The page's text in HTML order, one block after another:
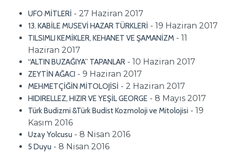
UFO MİTLERİ - 27 Haziran 2017
13. KABİLE MUSEVİ HAZAR TÜRKLERİ - 19 Haziran 2017
TILSIMLI KEMİKLER, KEHANET VE ŞAMANİZM - 11
Haziran 2017
“ALTIN BUZAĞIYA” TAPANLAR - 10 Haziran 2017
ZEYTİN AĞACI - 9 Haziran 2017
MEHMETÇİĞİN MİTOLOJİSİ - 2 Haziran 2017
HIDIRELLEZ, HIZIR VE YEŞİL GEORGE - 8 Mayıs 2017
Türk Budizmi &Türk Budist Kozmoloji ve Mitolojisi - 19
Kasım 2016
Uzay Yolcusu - 8 Nisan 2016
5 Duyu - 8 Nisan 2016